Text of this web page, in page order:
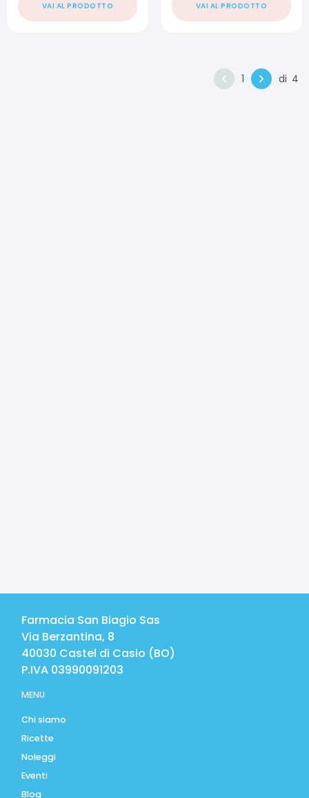
VAI AL PRODOTTO VAI AL PRODOTTO
1 di 4
Farmacia San Biagio Sas
Via Berzantina, 8
40030 Castel di Casio (BO)
P.IVA 03990091203
MENU
Chi siamo
Ricette
Noleggi
Eventi
Blog